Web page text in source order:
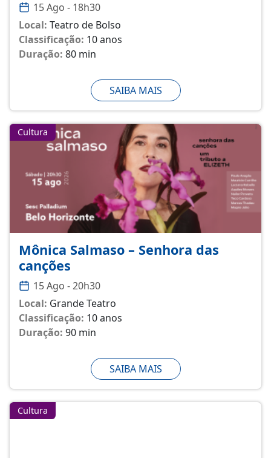
15 Ago - 18h30
Local: Teatro de Bolso
Classificação: 10 anos
Duração: 80 min
SAIBA MAIS
Cultura
Mônica Salmaso – Senhora das
canções
15 Ago - 20h30
Local: Grande Teatro
Classificação: 10 anos
Duração: 90 min
SAIBA MAIS
Cultura